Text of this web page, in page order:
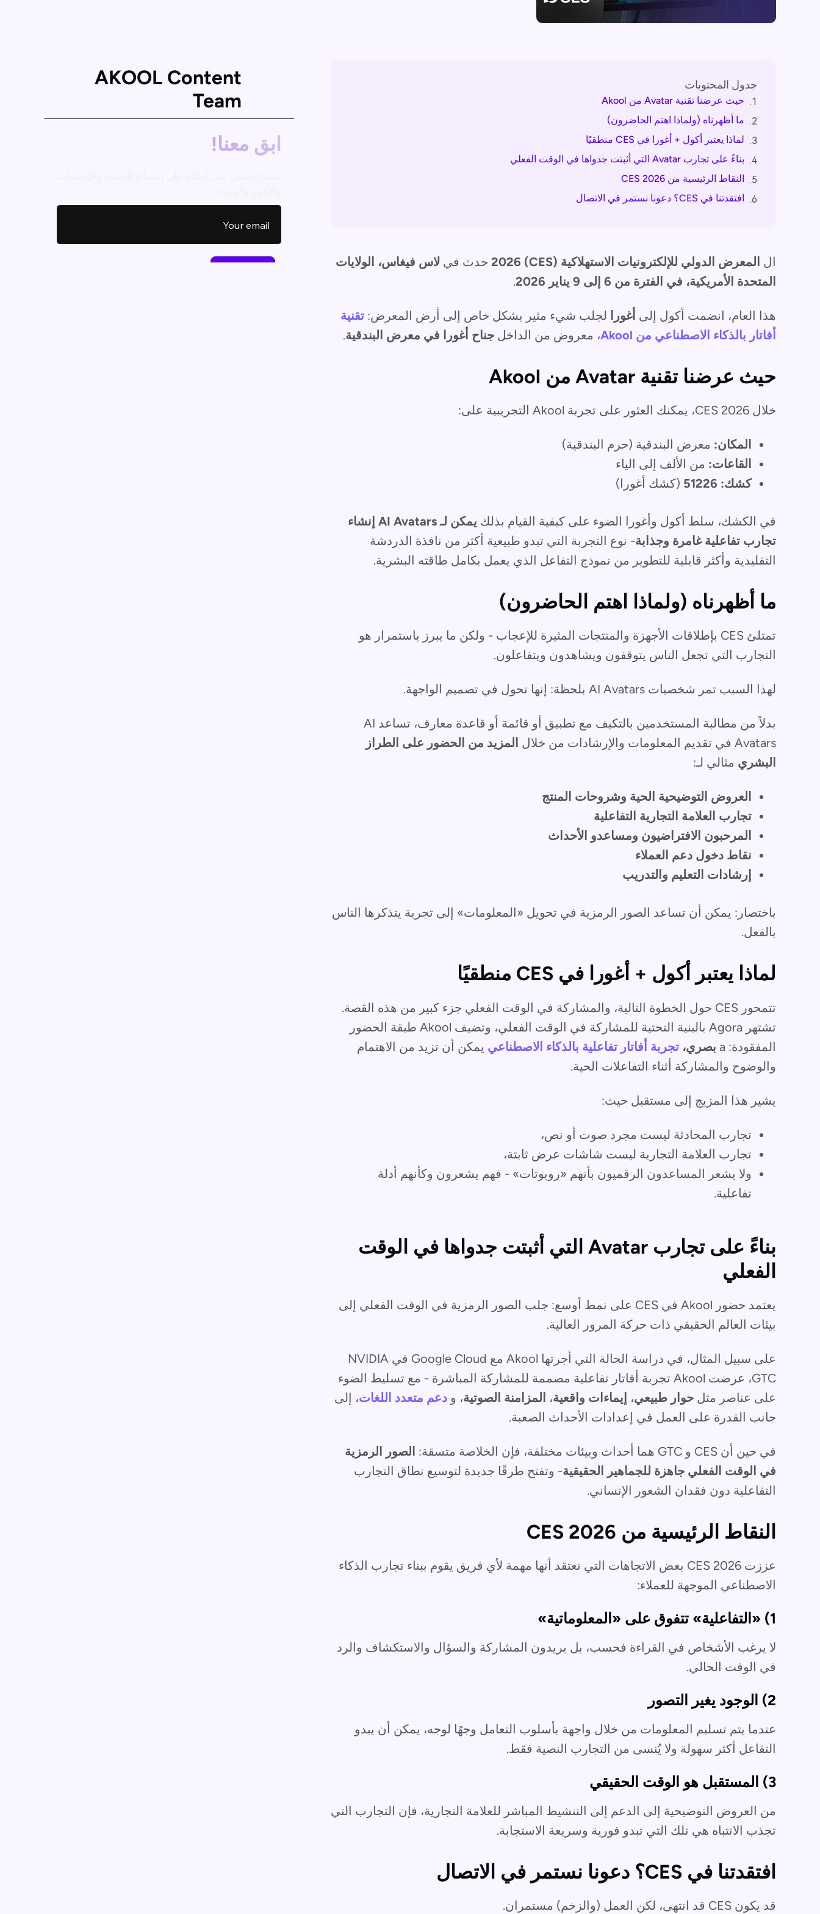
جدول المحتويات
1.
حيث عرضنا تقنية Avatar من Akool
2.
ما أظهرناه (ولماذا اهتم الحاضرون)
3.
لماذا يعتبر أكول + أغورا في CES منطقيًا
4.
بناءً على تجارب Avatar التي أثبتت جدواها في الوقت الفعلي
5.
النقاط الرئيسية من CES 2026
6.
افتقدتنا في CES؟ دعونا نستمر في الاتصال
ال المعرض الدولي للإلكترونيات الاستهلاكية (CES) 2026 حدث في لاس فيغاس، الولايات
المتحدة الأمريكية، في الفترة من 6 إلى 9 يناير 2026
.
هذا العام، انضمت أكول إلى أغورا لجلب شيء مثير بشكل خاص إلى أرض المعرض: تقنية
أفاتار بالذكاء الاصطناعي من Akool
، معروض من الداخل جناح أغورا في معرض البندقية.
حيث عرضنا تقنية Avatar من Akool
خلال CES 2026، يمكنك العثور على تجربة Akool التجريبية على:
المكان: معرض البندقية (حرم البندقية)
القاعات: من الألف إلى الياء
كشك: 51226 (كشك أغورا)
في الكشك، سلط أكول وأغورا الضوء على كيفية القيام بذلك
يمكن لـ AI Avatars إنشاء
تجارب تفاعلية غامرة وجذابة- نوع التجربة التي تبدو طبيعية أكثر من نافذة الدردشة
التقليدية وأكثر قابلية للتطوير من نموذج التفاعل الذي يعمل بكامل طاقته البشرية.
ما أظهرناه (ولماذا اهتم الحاضرون)
تمتلئ CES بإطلاقات الأجهزة والمنتجات المثيرة للإعجاب - ولكن ما يبرز باستمرار هو
التجارب التي تجعل الناس يتوقفون ويشاهدون ويتفاعلون.
لهذا السبب تمر شخصيات AI Avatars بلحظة: إنها تحول في تصميم الواجهة.
بدلاً من مطالبة المستخدمين بالتكيف مع تطبيق أو قائمة أو قاعدة معارف، تساعد AI
Avatars في تقديم المعلومات والإرشادات من خلال
المزيد من الحضور على الطراز
البشري مثالي لـ:
العروض التوضيحية الحية وشروحات المنتج
تجارب العلامة التجارية التفاعلية
المرحبون الافتراضيون ومساعدو الأحداث
نقاط دخول دعم العملاء
إرشادات التعليم والتدريب
باختصار: يمكن أن تساعد الصور الرمزية في تحويل «المعلومات» إلى تجربة يتذكرها الناس
بالفعل.
لماذا يعتبر أكول + أغورا في CES منطقيًا
تتمحور CES حول الخطوة التالية، والمشاركة في الوقت الفعلي جزء كبير من هذه القصة.
تشتهر Agora بالبنية التحتية للمشاركة في الوقت الفعلي، وتضيف Akool طبقة الحضور
المفقودة: a
بصري، تجربة أفاتار تفاعلية بالذكاء الاصطناعي يمكن أن تزيد من الاهتمام
والوضوح والمشاركة أثناء التفاعلات الحية.
يشير هذا المزيج إلى مستقبل حيث:
تجارب المحادثة ليست مجرد صوت أو نص،
تجارب العلامة التجارية ليست شاشات عرض ثابتة،
ولا يشعر المساعدون الرقميون بأنهم «روبوتات» - فهم يشعرون وكأنهم أدلة
تفاعلية.
بناءً على تجارب Avatar التي أثبتت جدواها في الوقت
الفعلي
يعتمد حضور Akool في CES على نمط أوسع: جلب الصور الرمزية في الوقت الفعلي إلى
بيئات العالم الحقيقي ذات حركة المرور العالية.
على سبيل المثال، في دراسة الحالة التي أجرتها Akool مع Google Cloud في NVIDIA
GTC، عرضت Akool تجربة أفاتار تفاعلية مصممة للمشاركة المباشرة - مع تسليط الضوء
على عناصر مثل حوار طبيعي، إيماءات واقعية، المزامنة الصوتية، و دعم متعدد اللغات، إلى
جانب القدرة على العمل في إعدادات الأحداث الصعبة.
في حين أن CES و GTC هما أحداث وبيئات مختلفة، فإن الخلاصة متسقة:
الصور الرمزية
في الوقت الفعلي جاهزة للجماهير الحقيقية- وتفتح طرقًا جديدة لتوسيع نطاق التجارب
التفاعلية دون فقدان الشعور الإنساني.
النقاط الرئيسية من CES 2026
عززت CES 2026 بعض الاتجاهات التي نعتقد أنها مهمة لأي فريق يقوم ببناء تجارب الذكاء
الاصطناعي الموجهة للعملاء:
1) «التفاعلية» تتفوق على «المعلوماتية»
لا يرغب الأشخاص في القراءة فحسب، بل يريدون المشاركة والسؤال والاستكشاف والرد
في الوقت الحالي.
2) الوجود يغير التصور
عندما يتم تسليم المعلومات من خلال واجهة بأسلوب التعامل وجهًا لوجه، يمكن أن يبدو
التفاعل أكثر سهولة ولا يُنسى من التجارب النصية فقط.
3) المستقبل هو الوقت الحقيقي
من العروض التوضيحية إلى الدعم إلى التنشيط المباشر للعلامة التجارية، فإن التجارب التي
تجذب الانتباه هي تلك التي تبدو فورية وسريعة الاستجابة.
افتقدتنا في CES؟ دعونا نستمر في الاتصال
قد يكون CES قد انتهى، لكن العمل (والزخم) مستمران.
AKOOL Content
Team
ابق معنا!